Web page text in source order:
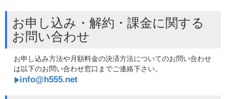
お申し込み・解約・課金に関する
お問い合わせ
お申し込み方法や月額料金の決済方法についてのお問い合わせ
は以下のお問い合わせ窓口までご連絡下さい。
info@h555.net